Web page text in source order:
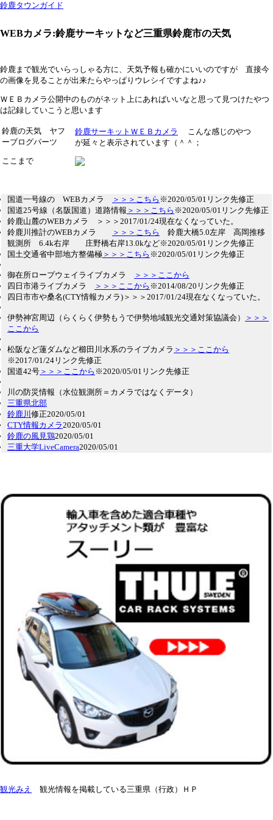
鈴鹿タウンガイド
WEBカメラ:鈴鹿サーキットなど三重県鈴鹿市の天気
鈴鹿まで観光でいらっしゃる方に、天気予報も確かにいいのですが 直接今
の画像を見ることが出来たらやっぱりウレシイですよね♪♪
ＷＥＢカメラ公開中のものがネット上にあればいいなと思って見つけたやつ
は記録していこうと思います
鈴鹿の天気 ヤフ
ーブログパーツ
ここまで
鈴鹿サーキットＷＥＢカメラ
こんな感じのやつ
が延々と表示されています（＾＾；
国道一号線の WEBカメラ ＞＞＞こちら ※2020/05/01リンク先修正
国道25号線（名阪国道）道路情報 ＞＞＞こちら ※2020/05/01リンク先修正
鈴鹿山麓のWEBカメラ ＞＞＞2017/01/24現在なくなっていた。
鈴鹿川推計のWEBカメラ
＞＞＞こちら
鈴鹿大橋5.0左岸 高岡推移
観測所 6.4k右岸 庄野橋右岸13.0kなど※2020/05/01リンク先修正
国土交通省中部地方整備極 ＞＞＞こちら ※2020/05/01リンク先修正
御在所ロープウェイライブカメラ
＞＞＞ここから
四日市港ライブカメラ
＞＞＞ここから ※2014/08/20リンク先修正
四日市市や桑名(CTY情報カメラ)＞＞＞2017/01/24現在なくなっていた。
伊勢神宮周辺（らくらく伊勢もうで伊勢地域観光交通対策協議会）
＞＞＞
ここから
松阪など蓮ダムなど櫛田川水系のライブカメラ ＞＞＞ここから
※2017/01/24リンク先修正
国道42号 ＞＞＞ここから ※2020/05/01リンク先修正
川の防災情報（水位観測所＝カメラではなくデータ）
三重県北部
鈴鹿川 修正2020/05/01
CTY情報カメラ2020/05/01
鈴鹿の風見鶏2020/05/01
三重大学LiveCamera2020/05/01
観光みえ 観光情報を掲載している三重県（行政）ＨＰ